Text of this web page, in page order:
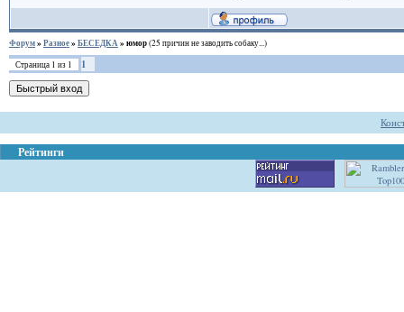
Форум»Разное»БЕСЕДКА»юмор(25 причин не заводить собаку...)
Страница 1 из 1 1
Рейтинги